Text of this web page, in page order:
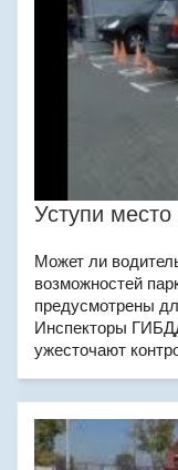
Уступи
Может ли
возможностей
предусмотрены
Инспекторы
ужесточают